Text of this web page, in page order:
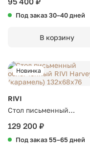
Под заказ 30–40 дней
В корзину
Новинка
RIVI
Стол письменный
облегченный RIVI Harvey
129 200 ₽
Под заказ 55–65 дней